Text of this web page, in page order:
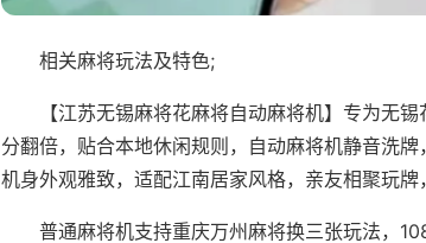
相关麻将玩法及特色;
【江苏无锡麻将花麻将自动麻将机】专为无
分翻倍，贴合本地休闲规则，自动麻将机静音洗
机身外观雅致，适配江南居家风格，亲友相聚玩牌
普通麻将机支持重庆万州麻将换三张玩法，